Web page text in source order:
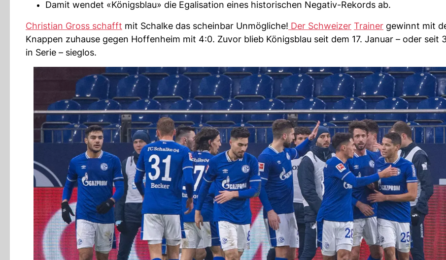
Damit wendet «Königsblau» die Egalisation eines historischen Negativ-Rekords ab.
Christian Gross schafft mit Schalke das scheinbar Unmögliche! Der Schweizer Trainer gewinnt mit
Knappen zuhause gegen Hoffenheim mit 4:0. Zuvor blieb Königsblau seit dem 17. Januar – oder seit
in Serie – sieglos.